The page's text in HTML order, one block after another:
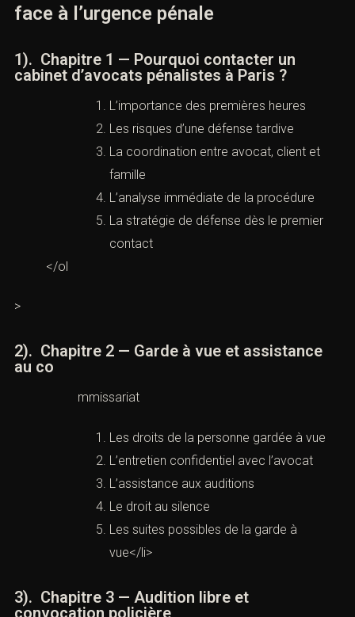
face à l’urgence pénale
1). Chapitre 1 — Pourquoi contacter un
cabinet d’avocats pénalistes à Paris ?
L’importance des premières heures
Les risques d’une défense tardive
La coordination entre avocat, client et
famille
L’analyse immédiate de la procédure
La stratégie de défense dès le premier
contact
</ol
>
2). Chapitre 2 — Garde à vue et assistance
au co
mmissariat
Les droits de la personne gardée à vue
L’entretien confidentiel avec l’avocat
L’assistance aux auditions
Le droit au silence
Les suites possibles de la garde à
vue</li>
3). Chapitre 3 — Audition libre et
convocation policière